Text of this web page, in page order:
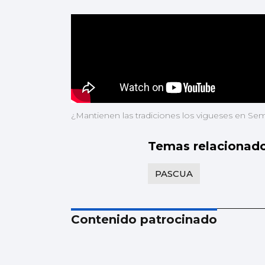
¿Mantienen las tradiciones los vigueses en
Temas
PASCUA
Contenido patrocinado